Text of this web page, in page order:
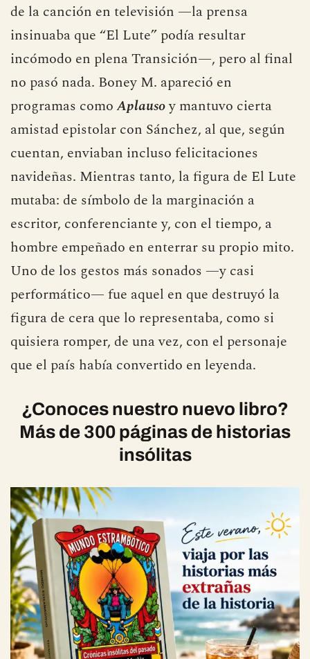
de la canción en televisión —la prensa
insinuaba que “El Lute” podía resultar
incómodo en plena Transición—, pero al final
no pasó nada. Boney M. apareció en
programas comoAplausoy mantuvo cierta
amistad epistolar con Sánchez, al que, según
cuentan, enviaban incluso felicitaciones
navideñas. Mientras tanto, la figura de El Lute
mutaba: de símbolo de la marginación a
escritor, conferenciante y, con el tiempo, a
hombre empeñado en enterrar su propio mito.
Uno de los gestos más sonados —y casi
performático— fue aquel en que destruyó la
figura de cera que lo representaba, como si
quisiera romper, de una vez, con el personaje
que el país había convertido en leyenda.
¿Conoces nuestro nuevo libro?
Más de 300 páginas de historias
insólitas